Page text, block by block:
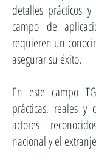
detalles prácticos
campo de
requieren un
asegurar su éxito.
En este campo
prácticas, reales y
actores
nacional y el